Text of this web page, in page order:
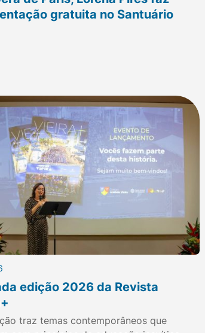
gratuita no Santuário
edição 2026 da Revista
traz temas contemporâneos que